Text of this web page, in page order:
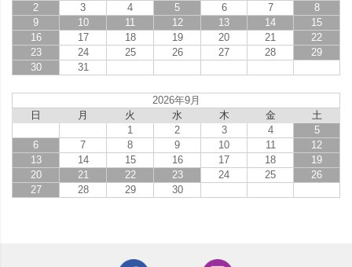
2
3 4 5 6 7
8
9
10 11 12 13 14
15
16
17 18 19 20 21
22
23
24 25 26 27 28
29
30
31
2026年9月
日
月 火 水 木 金
土
1
2 3 4
5
6
7 8 9 10 11
12
13
14 15 16 17 18
19
20
21 22 23 24 25
26
27
28 29 30